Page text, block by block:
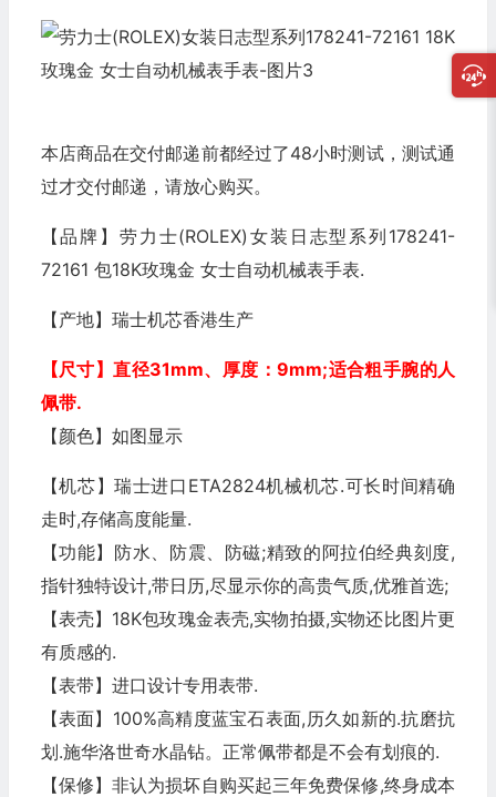
本店商品在交付邮递前都经过了48小时测试，测试通
过才交付邮递，请放心购买。
【品牌】 劳力士(ROLEX)女装日志型系列178241-
72161 包18K玫瑰金 女士自动机械表手表.
【产地】瑞士机芯香港生产
【尺寸】直径31mm、厚度：9mm;适合粗手腕的人
佩带.
【颜色】如图显示
【机芯】瑞士进口ETA2824机械机芯.可长时间精确
走时,存储高度能量.
【功能】防水、防震、防磁;精致的阿拉伯经典刻度,
指针独特设计,带日历,尽显示你的高贵气质,优雅首选;
【表壳】18K包玫瑰金表壳,实物拍摄,实物还比图片更
有质感的.
【表带】进口设计专用表带.
【表面】100%高精度蓝宝石表面,历久如新的.抗磨抗
划.施华洛世奇水晶钻。正常佩带都是不会有划痕的.
【保修】非认为损坏自购买起三年免费保修,终身成本